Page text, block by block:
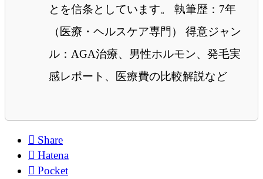
とを信条としています。 執筆歴：7年
（医療・ヘルスケア専門） 得意ジャン
ル：AGA治療、男性ホルモン、発毛実
感レポート、医療費の比較解説など
 Share
 Hatena
 Pocket